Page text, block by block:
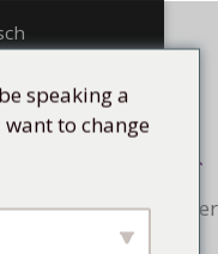
/ La dignidad, aus der
speaking a
to change